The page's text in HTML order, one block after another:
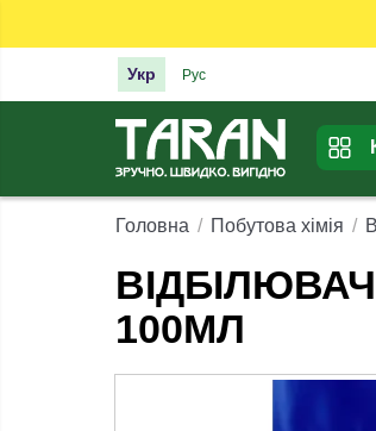
Укр Рус
Головна Побутова хімія
100МЛ